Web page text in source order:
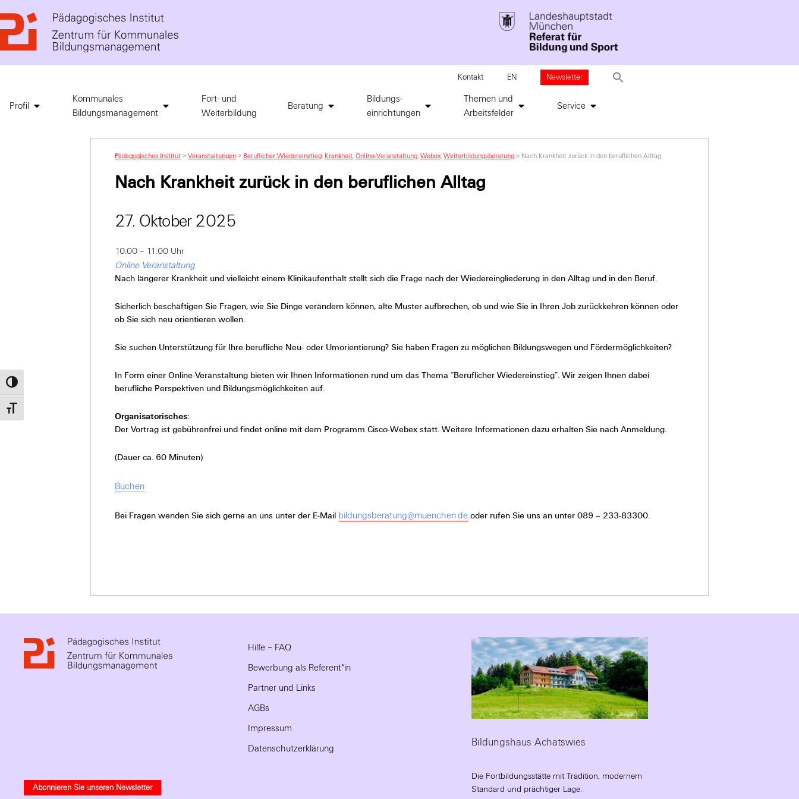
Umschalten auf hohe Kontraste
Schrift vergrößern
Kontakt EN Newsletter
Profil
Kommunales
Bildungsmanagement
Fort- und
Weiterbildung
Beratung
Bildungs-
einrichtungen
Themen und
Arbeitsfelder
Service
Pädagogisches Institut > Veranstaltungen > Beruflicher Wiedereinstieg, Krankheit, Online-Veranstaltung, Webex, Weiterbildungsberatung > Nach Krankheit zurück in den beruflichen Alltag
Nach Krankheit zurück in den beruflichen Alltag
27. Oktober 2025
10:00 – 11:00 Uhr
Online Veranstaltung
Nach längerer Krankheit und vielleicht einem Klinikaufenthalt stellt sich die Frage nach der Wiedereingliederung in den Alltag und in den Beruf.
Sicherlich beschäftigen Sie Fragen, wie Sie Dinge verändern können, alte Muster aufbrechen, ob und wie Sie in Ihren Job zurückkehren können oder
ob Sie sich neu orientieren wollen.
Sie suchen Unterstützung für Ihre berufliche Neu- oder Umorientierung? Sie haben Fragen zu möglichen Bildungswegen und Fördermöglichkeiten?
In Form einer Online-Veranstaltung bieten wir Ihnen Informationen rund um das Thema “Beruflicher Wiedereinstieg”. Wir zeigen Ihnen dabei
berufliche Perspektiven und Bildungsmöglichkeiten auf.
Organisatorisches:
Der Vortrag ist gebührenfrei und findet online mit dem Programm Cisco-Webex statt. Weitere Informationen dazu erhalten Sie nach Anmeldung.
(Dauer ca. 60 Minuten)
Buchen
Bei Fragen wenden Sie sich gerne an uns unter der E-Mail bildungsberatung@muenchen.de oder rufen Sie uns an unter 089 – 233-83300.
Abonnieren Sie unseren Newsletter
Hilfe – FAQ
Bewerbung als Referent*in
Partner und Links
AGBs
Impressum
Datenschutzerklärung
Bildungshaus Achatswies
Die Fortbildungsstätte mit Tradition, modernem
Standard und prächtiger Lage.